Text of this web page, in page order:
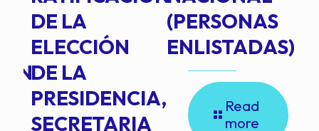
DE LA
ELECCIÓN
DE LA
PRESIDENCIA,
SECRETARIA
(PERSONAS
ENLISTADAS)
Read
more